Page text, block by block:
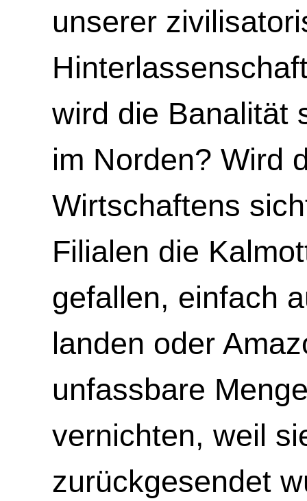
unserer
wird die Banalität
im Norden? Wird
Wirtschaftens
Filialen die
gefallen, einfach
landen oder
unfassbare
vernichten, weil
zurückgesendet